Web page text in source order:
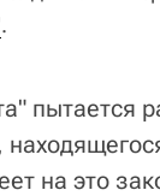
.
пытается
на это